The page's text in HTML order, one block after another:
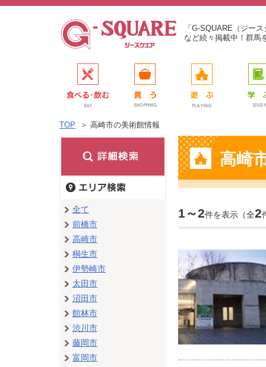
「G-SQUARE（ジー
など続々掲載中！群馬
TOP ＞ 高崎市の美術館情報
高崎
1～2件を表示（全2
全て
前橋市
高崎市
桐生市
伊勢崎市
太田市
沼田市
館林市
渋川市
藤岡市
富岡市